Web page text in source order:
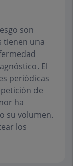
son
tienen una
El
periódicas
de
ha
su volumen.
los